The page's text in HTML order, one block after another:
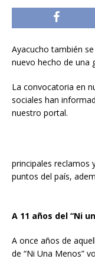
Ayacucho también
nuevo hecho de una
La convocatoria en
sociales han
nuestro portal.
principales reclamos
puntos del país,
A 11 años del “Ni
A once años de
de “Ni Una Menos”